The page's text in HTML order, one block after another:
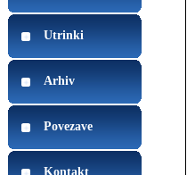
Utrinki
Arhiv
Povezave
Kontakt